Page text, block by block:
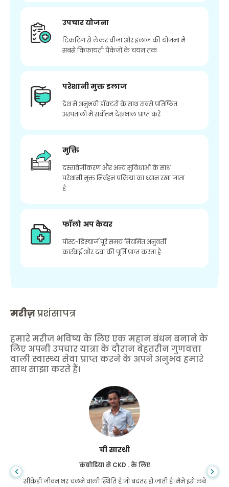
उपचार योजना
टिकटिंग से लेकर वीजा और इलाज की योजना में
सबसे किफायती पैकेजों के चयन तक
परेशानी मुक्त इलाज
देश में अनुभवी डॉक्टरों के साथ सबसे प्रतिष्ठित
अस्पतालों में सर्वोत्तम देखभाल प्राप्त करें
मुक्ति
दस्तावेज़ीकरण और अन्य सुविधाओं के साथ
परेशानी मुक्त निर्वहन प्रक्रिया का ध्यान रखा जाता
है
फॉलो अप केयर
पोस्ट-डिस्चार्ज पूरे समय नियमित अनुवर्ती
कार्रवाई और दवा की पूर्ति प्राप्त करता है
मरीज़प्रशंसापत्र
हमारे मरीज भविष्य के लिए एक महान बंधन बनाने के
लिए अपनी उपचार यात्रा के दौरान बेहतरीन गुणवत्ता
वाली स्वास्थ्य सेवा प्राप्त करने के अपने अनुभव हमारे
साथ साझा करते हैं।
ची सारथी
कंबोडिया से CKD . के लिए
सीकेडी जीवन भर चलने वाली स्थिति है जो बदतर हो जाती है। मैंने इसे लंबे